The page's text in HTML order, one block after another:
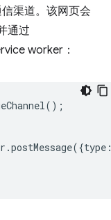
渠道。该网页会
通过
worker：
();
.postMessage({type